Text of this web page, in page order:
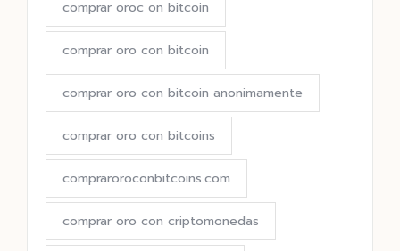
comprar oroc on bitcoin
comprar oro con bitcoin
comprar oro con bitcoin anonimamente
comprar oro con bitcoins
compraroroconbitcoins.com
comprar oro con criptomonedas